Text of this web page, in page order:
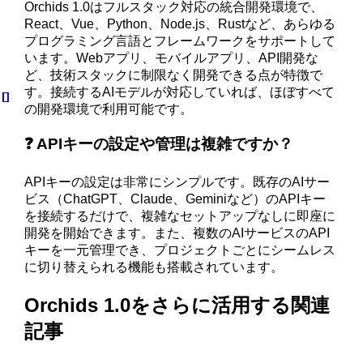
Orchids 1.0はフルスタック対応の統合開発環境で、
React、Vue、Python、Node.js、Rustなど、あらゆる
プログラミング言語とフレームワークをサポートして
います。Webアプリ、モバイルアプリ、API開発な
ど、技術スタックに制限なく開発できる点が特徴で
す。接続するAIモデルが対応していれば、ほぼすべて
の開発環境で利用可能です。
❓ APIキーの設定や管理は複雑ですか？
APIキーの設定は非常にシンプルです。既存のAIサー
ビス（ChatGPT、Claude、Geminiなど）のAPIキー
を接続するだけで、複雑なセットアップなしに即座に
開発を開始できます。また、複数のAIサービスのAPI
キーを一元管理でき、プロジェクトごとにシームレス
に切り替えられる機能も搭載されています。
Orchids 1.0をさらに活用する関連
記事